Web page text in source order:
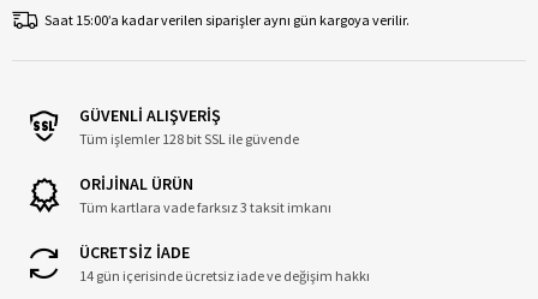
Saat 15:00’a kadar verilen siparişler aynı gün kargoya verilir.
GÜVENLİ ALIŞVERİŞ
Tüm işlemler 128 bit SSL ile güvende
ORİJİNAL ÜRÜN
Tüm kartlara vade farksız 3 taksit imkanı
ÜCRETSİZ İADE
14 gün içerisinde ücretsiz iade ve değişim hakkı